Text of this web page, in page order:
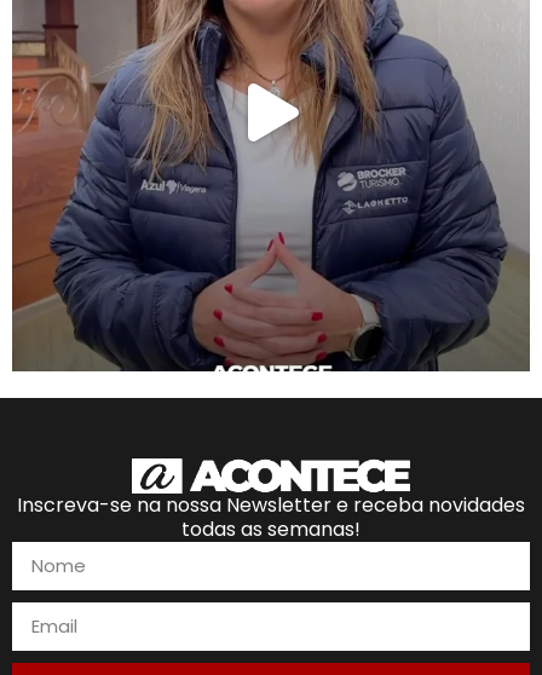
Inscreva-se na nossa Newsletter e receba novidades
todas as semanas!